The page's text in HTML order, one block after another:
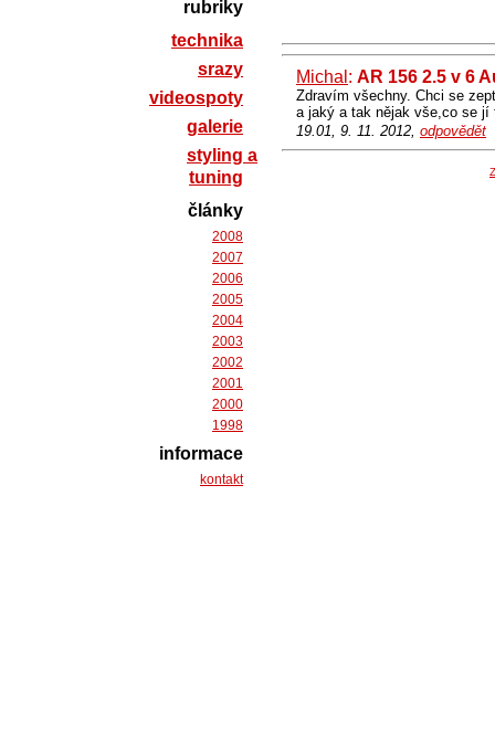
Michal : AR 156 2.5 v 6
Zdravím všechny. Chci se
a jaký a tak nějak vše,co se jí
19.01, 9. 11. 2012, odpovědět
rubriky
technika
srazy
videospoty
galerie
styling a
tuning
články
2008
2007
2006
2005
2004
2003
2002
2001
2000
1998
informace
kontakt